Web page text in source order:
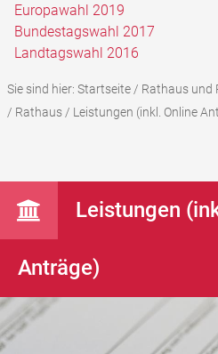
Europawahl 2019
Bundestagswahl 2017
Landtagswahl 2016
Sie sind hier: Startseite/ Rathaus und
/ Rathaus/ Leistungen (inkl. Online
Leistungen
Anträge)